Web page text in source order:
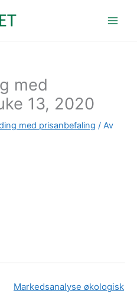
med
13, 2020
med prisanbefaling / Av
Markedsanalyse økologisk